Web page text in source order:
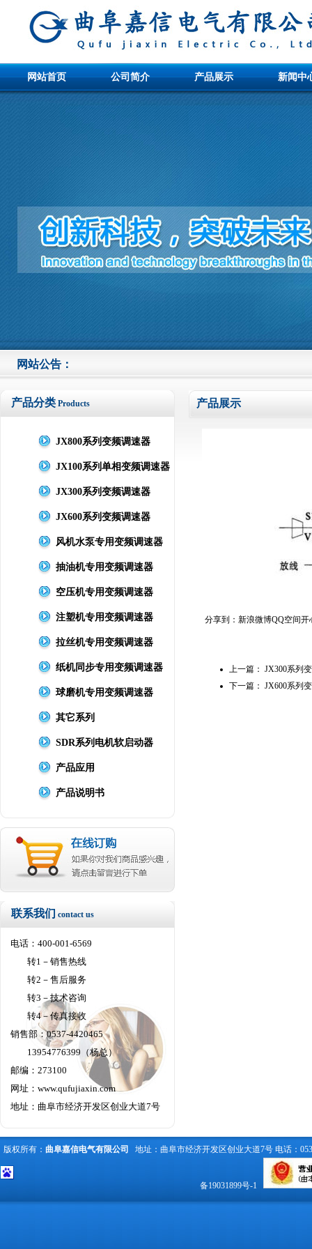
网站首页 公司简介 产品展示 新闻中
网站公告：
产品分类 Products
JX800系列变频调速器
JX100系列单相变频调速器
JX300系列变频调速器
JX600系列变频调速器
风机水泵专用变频调速器
抽油机专用变频调速器
空压机专用变频调速器
注塑机专用变频调速器
拉丝机专用变频调速器
纸机同步专用变频调速器
球磨机专用变频调速器
其它系列
SDR系列电机软启动器
产品应用
产品说明书
联系我们 contact us
电话：400-001-6569
转1－销售热线
转2－售后服务
转3－技术咨询
转4－传真接收
销售部：0537-4420465
13954776399（杨总）
邮编：273100
网址： www.qufujiaxin.com
地址：曲阜市经济开发区创业大道7号
产品展示
分享到：新浪微博QQ空间开
上一篇： JX300系列
下一篇： JX600系列
版权所有：曲阜嘉信电气有限公司 地址：曲阜市经济开发区创业大道7号 电话：
备19031899号-1